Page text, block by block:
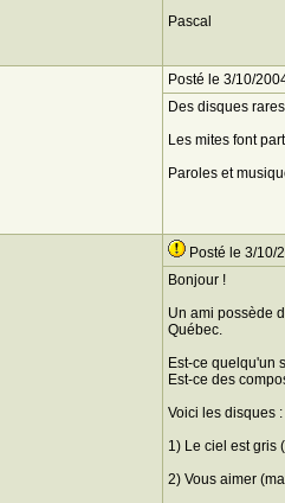
Pascal
Posté le 3/10/
Des disques
Les mites font
Paroles et
Posté le 3/10/
Bonjour !
Un ami possède
Québec.
Est-ce quelqu'un
Est-ce des
Voici les disques :
1) Le ciel est gris
2) Vous aimer